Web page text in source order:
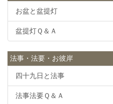
お盆と盆提灯
盆提灯Ｑ＆Ａ
法事・法要・お彼岸
四十九日と法事
法事法要Ｑ＆Ａ